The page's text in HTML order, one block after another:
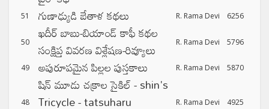
51 గుణాఢ్యుడి బేతాళ కథలు R. Rama Devi 6256
50
ఖదీర్ బాబు-బియాండ్ కాఫీ కథల
సంక్షిప్త వివరణ విశ్లేషణ-రివ్యూలు
R. Rama Devi 5796
49 అపురూపమైన పిల్లల పుస్తకాలు R. Rama Devi 5870
48
షిన్ మూడు చక్రాల సైకిల్ - shin's
Tricycle - tatsuharu
R. Rama Devi 4925